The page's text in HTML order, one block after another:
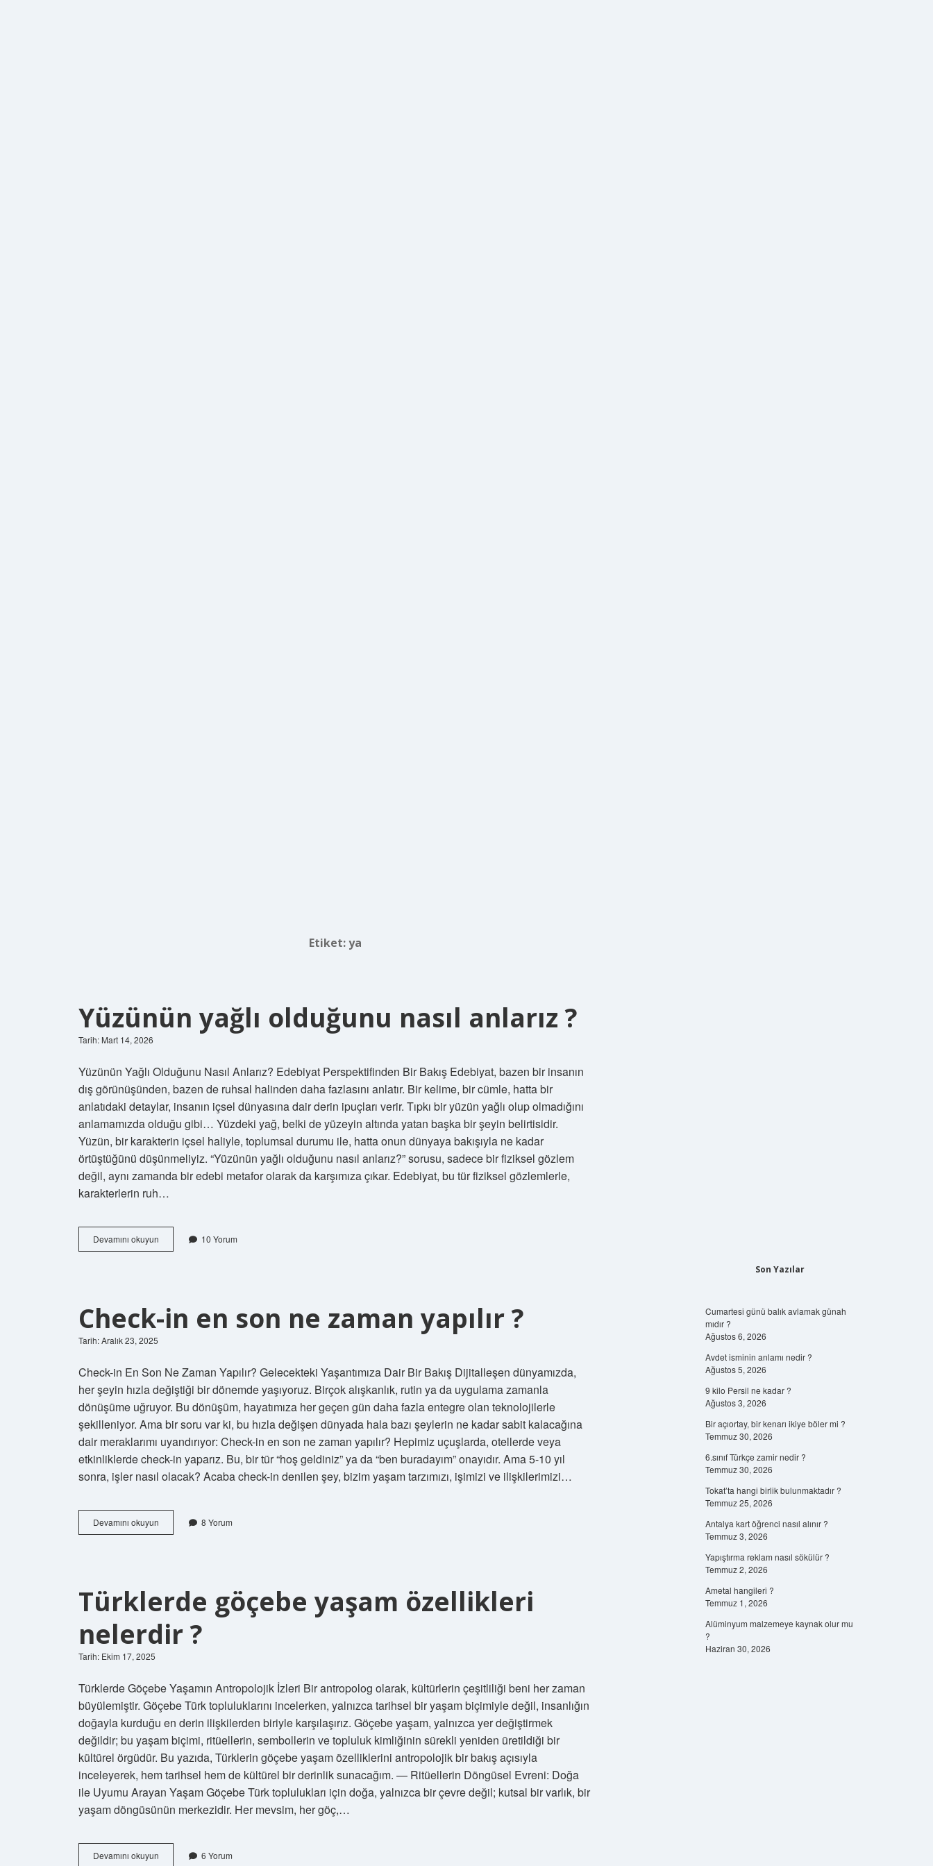
Etiket:ya
Yüzünün yağlı olduğunu nasıl anlarız ?
Tarih: Mart 14, 2026
Yüzünün Yağlı Olduğunu Nasıl Anlarız? Edebiyat Perspektifinden Bir Bakış Edebiyat, bazen bir insanın
dış görünüşünden, bazen de ruhsal halinden daha fazlasını anlatır. Bir kelime, bir cümle, hatta bir
anlatıdaki detaylar, insanın içsel dünyasına dair derin ipuçları verir. Tıpkı bir yüzün yağlı olup olmadığını
anlamamızda olduğu gibi… Yüzdeki yağ, belki de yüzeyin altında yatan başka bir şeyin belirtisidir.
Yüzün, bir karakterin içsel haliyle, toplumsal durumu ile, hatta onun dünyaya bakışıyla ne kadar
örtüştüğünü düşünmeliyiz. “Yüzünün yağlı olduğunu nasıl anlarız?” sorusu, sadece bir fiziksel gözlem
değil, aynı zamanda bir edebi metafor olarak da karşımıza çıkar. Edebiyat, bu tür fiziksel gözlemlerle,
karakterlerin ruh…
Devamını okuyun Yüzünün
yağlı
10 Yorum
Check-in en son ne zaman yapılır ?
Tarih: Aralık 23, 2025
Check-in En Son Ne Zaman Yapılır? Gelecekteki Yaşantımıza Dair Bir Bakış Dijitalleşen dünyamızda,
her şeyin hızla değiştiği bir dönemde yaşıyoruz. Birçok alışkanlık, rutin ya da uygulama zamanla
dönüşüme uğruyor. Bu dönüşüm, hayatımıza her geçen gün daha fazla entegre olan teknolojilerle
şekilleniyor. Ama bir soru var ki, bu hızla değişen dünyada hala bazı şeylerin ne kadar sabit kalacağına
dair meraklarımı uyandırıyor: Check-in en son ne zaman yapılır? Hepimiz uçuşlarda, otellerde veya
etkinliklerde check-in yaparız. Bu, bir tür “hoş geldiniz” ya da “ben buradayım” onayıdır. Ama 5-10 yıl
sonra, işler nasıl olacak? Acaba check-in denilen şey, bizim yaşam tarzımızı, işimizi ve ilişkilerimizi…
Devamını okuyun
in
yapılır
?
8 Yorum
Türklerde göçebe yaşam özellikleri
nelerdir ?
Tarih: Ekim 17, 2025
Türklerde Göçebe Yaşamın Antropolojik İzleri Bir antropolog olarak, kültürlerin çeşitliliği beni her zaman
büyülemiştir. Göçebe Türk topluluklarını incelerken, yalnızca tarihsel bir yaşam biçimiyle değil, insanlığın
doğayla kurduğu en derin ilişkilerden biriyle karşılaşırız. Göçebe yaşam, yalnızca yer değiştirmek
değildir; bu yaşam biçimi, ritüellerin, sembollerin ve topluluk kimliğinin sürekli yeniden üretildiği bir
kültürel örgüdür. Bu yazıda, Türklerin göçebe yaşam özelliklerini antropolojik bir bakış açısıyla
inceleyerek, hem tarihsel hem de kültürel bir derinlik sunacağım. — Ritüellerin Döngüsel Evreni: Doğa
ile Uyumu Arayan Yaşam Göçebe Türk toplulukları için doğa, yalnızca bir çevre değil; kutsal bir varlık, bir
yaşam döngüsünün merkezidir. Her mevsim, her göç,…
Devamını okuyun Türklerde
6 Yorum
Son Yazılar
Cumartesi günü balık avlamak günah
mıdır ?
Ağustos 6, 2026
Avdet isminin anlamı nedir ?
Ağustos 5, 2026
9 kilo Persil ne kadar ?
Ağustos 3, 2026
Bir açıortay, bir kenarı ikiye böler mi ?
Temmuz 30, 2026
6.sınıf Türkçe zamir nedir ?
Temmuz 30, 2026
Tokat’ta hangi birlik bulunmaktadır ?
Temmuz 25, 2026
Antalya kart öğrenci nasıl alınır ?
Temmuz 3, 2026
Yapıştırma reklam nasıl sökülür ?
Temmuz 2, 2026
Ametal hangileri ?
Temmuz 1, 2026
Alüminyum malzemeye kaynak olur mu
?
Haziran 30, 2026